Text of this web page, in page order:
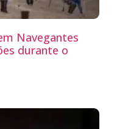
Navegantes
durante o